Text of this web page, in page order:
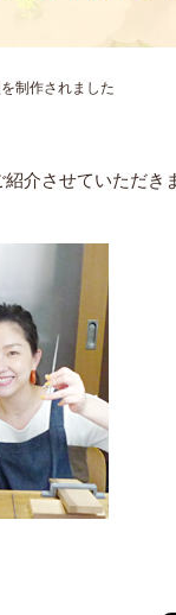
制作されました
介させていただき